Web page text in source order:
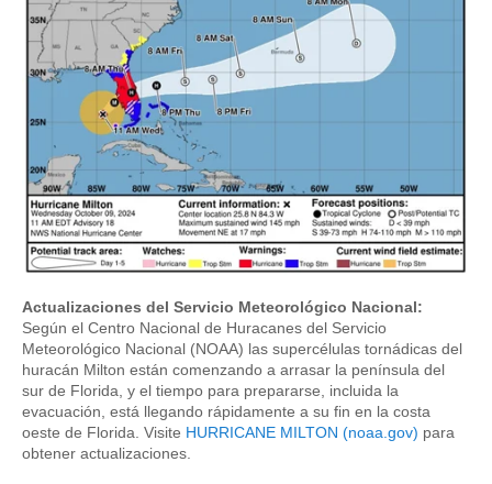
Actualizaciones del Servicio Meteorológico Nacional:
Según el Centro Nacional de Huracanes del Servicio
Meteorológico Nacional (NOAA) las supercélulas tornádicas del
huracán Milton están comenzando a arrasar la península del
sur de Florida, y el tiempo para prepararse, incluida la
evacuación, está llegando rápidamente a su fin en la costa
oeste de Florida. Visite HURRICANE MILTON (noaa.gov) para
obtener actualizaciones.